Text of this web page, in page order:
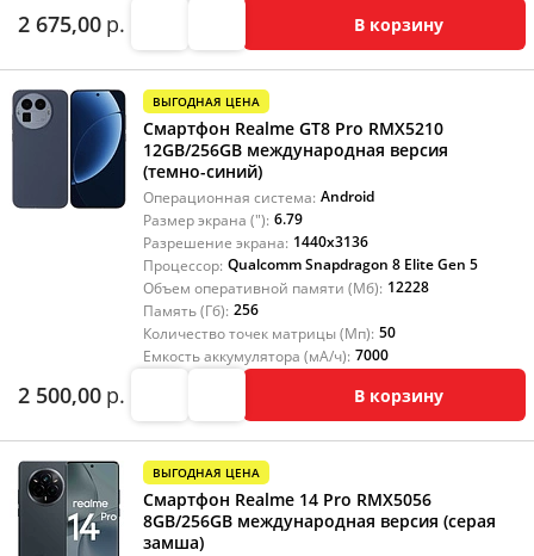
2 675,00 р. В корзину
ВЫГОДНАЯ ЦЕНА
Смартфон Realme GT8 Pro RMX5210
12GB/256GB международная версия
(темно-синий)
Операционная система: Android
Размер экрана ("): 6.79
Разрешение экрана: 1440x3136
Процессор: Qualcomm Snapdragon 8 Elite Gen 5
Объем оперативной памяти (Мб): 12228
Память (Гб): 256
Количество точек матрицы (Мп): 50
Емкость аккумулятора (мА/ч): 7000
2 500,00 р. В корзину
ВЫГОДНАЯ ЦЕНА
Смартфон Realme 14 Pro RMX5056
8GB/256GB международная версия (серая
замша)